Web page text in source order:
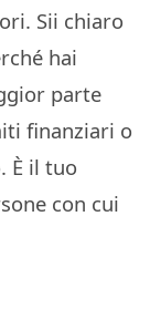
Sii chiaro
hai
parte
finanziari o
È il tuo
con cui